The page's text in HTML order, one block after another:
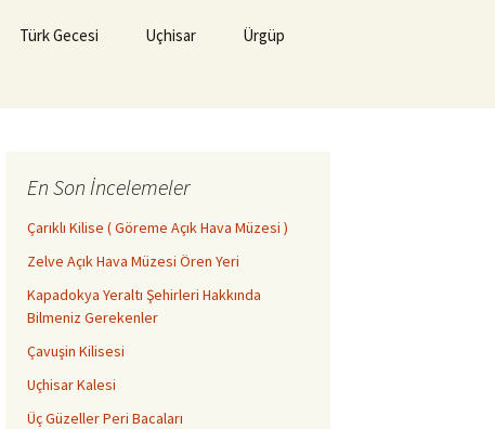
Türk Gecesi Uçhisar Ürgüp
En Son İncelemeler
Çarıklı Kilise ( Göreme Açık Hava Müzesi )
Zelve Açık Hava Müzesi Ören Yeri
Kapadokya Yeraltı Şehirleri Hakkında
Bilmeniz Gerekenler
Çavuşin Kilisesi
Uçhisar Kalesi
Üç Güzeller Peri Bacaları